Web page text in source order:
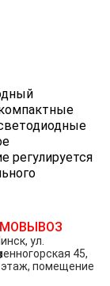
регулируется
ул.
45,
этаж, помещение